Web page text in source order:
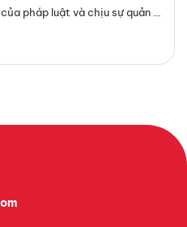
pháp luật và chịu sự quản lý